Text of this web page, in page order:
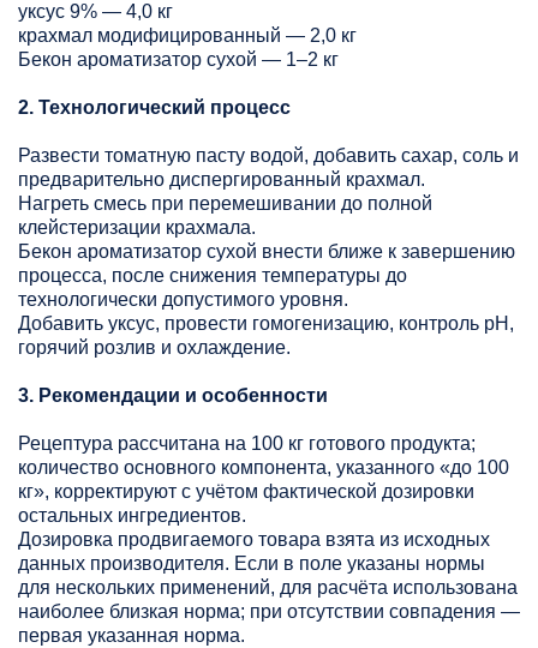
уксус 9% — 4,0 кг
крахмал модифицированный — 2,0 кг
Бекон ароматизатор сухой — 1–2 кг
2. Технологический процесс
Развести томатную пасту водой, добавить сахар, соль и
предварительно диспергированный крахмал.
Нагреть смесь при перемешивании до полной
клейстеризации крахмала.
Бекон ароматизатор сухой внести ближе к завершению
процесса, после снижения температуры до
технологически допустимого уровня.
Добавить уксус, провести гомогенизацию, контроль pH,
горячий розлив и охлаждение.
3. Рекомендации и особенности
Рецептура рассчитана на 100 кг готового продукта;
количество основного компонента, указанного «до 100
кг», корректируют с учётом фактической дозировки
остальных ингредиентов.
Дозировка продвигаемого товара взята из исходных
данных производителя. Если в поле указаны нормы
для нескольких применений, для расчёта использована
наиболее близкая норма; при отсутствии совпадения —
первая указанная норма.